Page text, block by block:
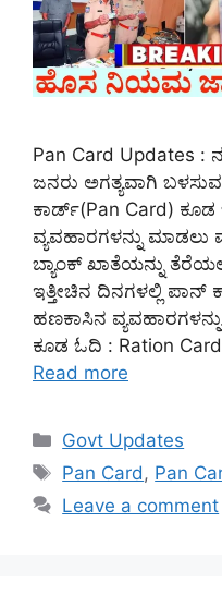
Pan Card Updates :
ಜನರು ಅಗತ್ಯವಾಗಿ
ಕಾರ್ಡ್(Pan Card)
ವ್ಯವಹಾರಗಳನ್ನು ಮಾಡಲು
ಬ್ಯಾಂಕ್ ಖಾತೆಯನ್ನು
ಇತ್ತೀಚಿನ ದಿನಗಳಲ್ಲಿ ಪಾನ್
ಹಣಕಾಸಿನ
ಕೂಡ ಓದಿ : Ration
Read more
Categories
Govt Updates
Tags
Pan Card, Pan
Leave a comment